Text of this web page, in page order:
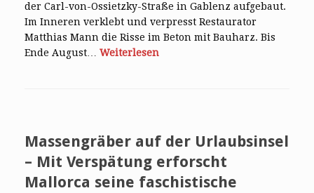
der Carl-von-Ossietzky-Straße in Gablenz aufgebaut.
Im Inneren verklebt und verpresst Restaurator
Matthias Mann die Risse im Beton mit Bauharz. Bis
Ende August… Weiterlesen
Massengräber auf der Urlaubsinsel
– Mit Verspätung erforscht
Mallorca seine faschistische